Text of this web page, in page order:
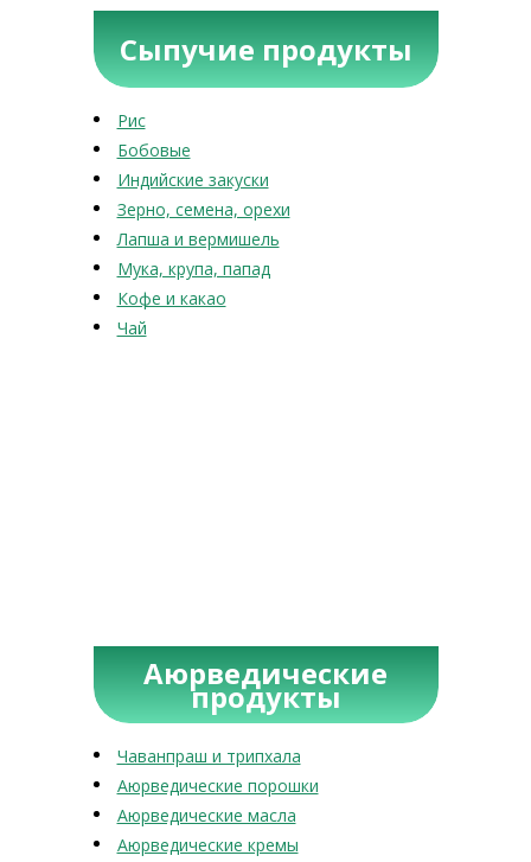
Сыпучие продукты
Рис
Бобовые
Индийские закуски
Зерно, семена, орехи
Лапша и вермишель
Мука, крупа, папад
Кофе и какао
Чай
Аюрведические
продукты
Чаванпраш и трипхала
Аюрведические порошки
Аюрведические масла
Аюрведические кремы